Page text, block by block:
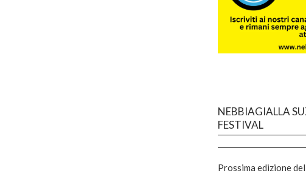
NEBBIAGIALLA
FESTIVAL
Prossima edizione